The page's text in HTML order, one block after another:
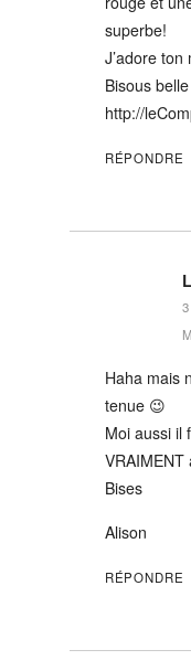
superbe!
J’adore ton
Bisous
http://
RÉPONDRE
Haha mais
tenue 😉
Moi aussi il
VRAIMENT
Bises
Alison
RÉPONDRE